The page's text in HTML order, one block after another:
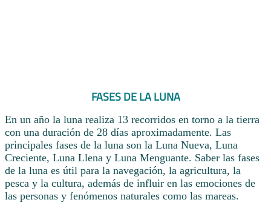
FASES DE LA LUNA
En un año la luna realiza 13 recorridos en torno a la tierra
con una duración de 28 días aproximadamente. Las
principales fases de la luna son la Luna Nueva, Luna
Creciente, Luna Llena y Luna Menguante. Saber las fases
de la luna es útil para la navegación, la agricultura, la
pesca y la cultura, además de influir en las emociones de
las personas y fenómenos naturales como las mareas.